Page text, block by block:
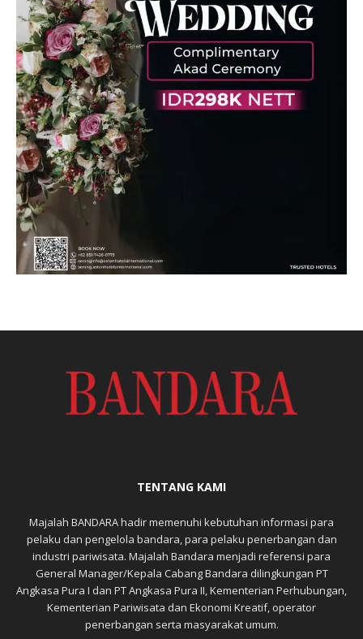
TENTANG KAMI
Majalah BANDARA hadir memenuhi kebutuhan informasi para
pelaku dan pengelola bandara, para pelaku penerbangan dan
industri pariwisata. Majalah Bandara menjadi referensi para
General Manager/Kepala Cabang Bandara dilingkungan PT
Angkasa Pura I dan PT Angkasa Pura II, Kementerian Perhubungan,
Kementerian Pariwisata dan Ekonomi Kreatif, operator
penerbangan serta masyarakat umum.